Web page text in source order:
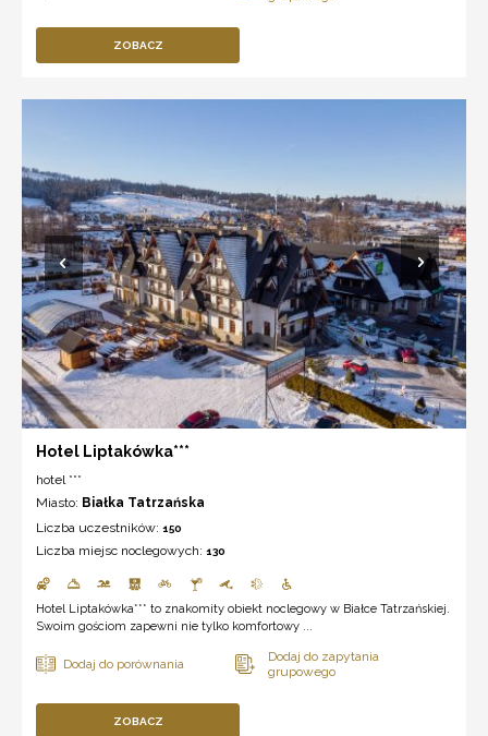
ZOBACZ
Hotel Liptakówka***
hotel ***
Miasto: Białka Tatrzańska
Liczba uczestników: 150
Liczba miejsc noclegowych: 130
Hotel Liptakówka*** to znakomity obiekt noclegowy w Białce Tatrzańskiej.
Swoim gościom zapewni nie tylko komfortowy ...
ZOBACZ